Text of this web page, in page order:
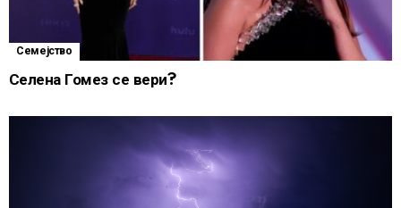
Семејство
Селена Гомез се вери?